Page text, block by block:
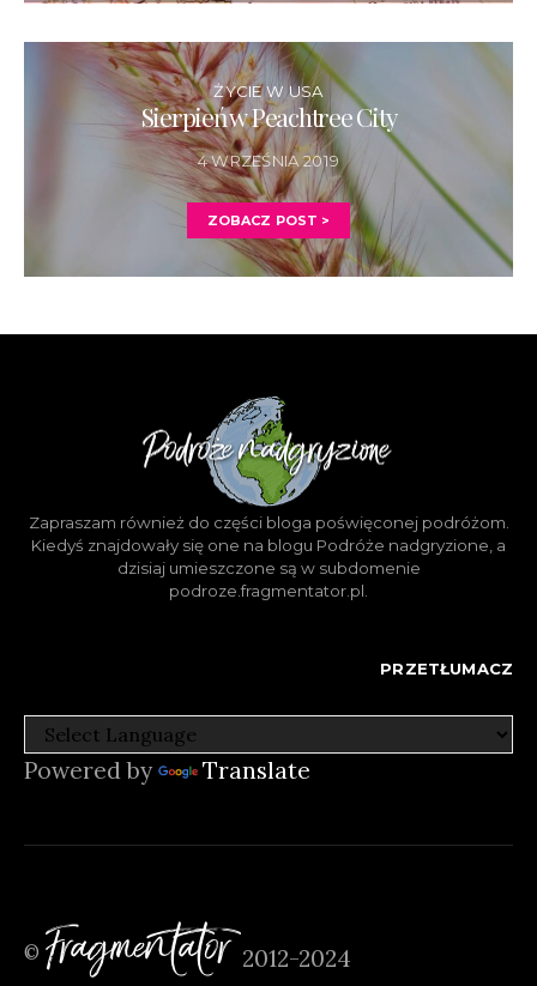
ŻYCIE W USA
Sierpień w Peachtree City
4 WRZEŚNIA 2019
ZOBACZ POST >
Zapraszam również do części bloga poświęconej podróżom.
Kiedyś znajdowały się one na blogu Podróże nadgryzione, a
dzisiaj umieszczone są w subdomenie
podroze.fragmentator.pl.
PRZETŁUMACZ
Powered by Translate
© Fragmentator 2012-2024